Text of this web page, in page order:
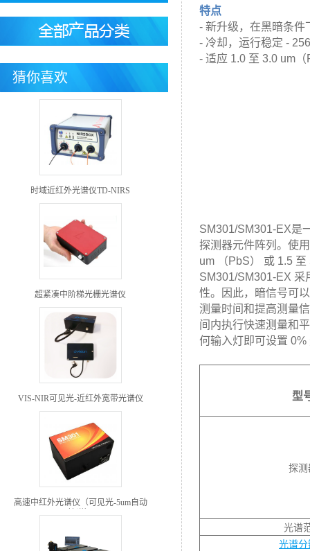
猜你喜欢
时域近红外光谱仪TD-NIRS
超紧凑中阶梯光栅光谱仪
VIS-NIR可见光-近红外宽带光谱仪
高速中红外光谱仪（可见光-5um自动
接谱）
特点
- 新升级，在黑暗条件
- 冷却，运行稳定 -
- 适应 1.0 至 3.0 um
SM301/SM301-EX是
探测器元件阵列。使
um （PbS） 或 1.5
SM301/SM301-EX 采
性。因此，暗信号可
测量时间和提高测量
间内执行快速测量和
何输入灯即可设置
型
探
光谱
光谱